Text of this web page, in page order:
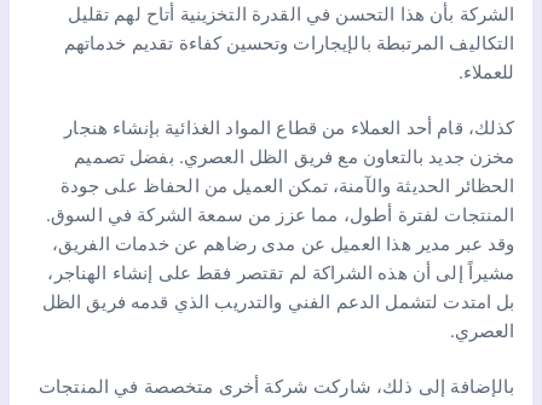
الشركة بأن هذا التحسن في القدرة التخزينية أتاح لهم تقليل
التكاليف المرتبطة بالإيجارات وتحسين كفاءة تقديم خدماتهم
للعملاء.
كذلك، قام أحد العملاء من قطاع المواد الغذائية بإنشاء هنجار
مخزن جديد بالتعاون مع فريق الظل العصري. بفضل تصميم
الحظائر الحديثة والآمنة، تمكن العميل من الحفاظ على جودة
المنتجات لفترة أطول، مما عزز من سمعة الشركة في السوق.
وقد عبر مدير هذا العميل عن مدى رضاهم عن خدمات الفريق،
مشيراً إلى أن هذه الشراكة لم تقتصر فقط على إنشاء الهناجر،
بل امتدت لتشمل الدعم الفني والتدريب الذي قدمه فريق الظل
العصري.
بالإضافة إلى ذلك، شاركت شركة أخرى متخصصة في المنتجات